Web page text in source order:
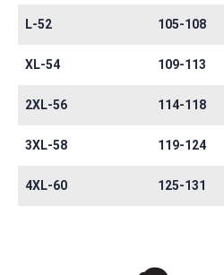
L-52 105-108
XL-54 109-113
2XL-56 114-118
3XL-58 119-124
4XL-60 125-131